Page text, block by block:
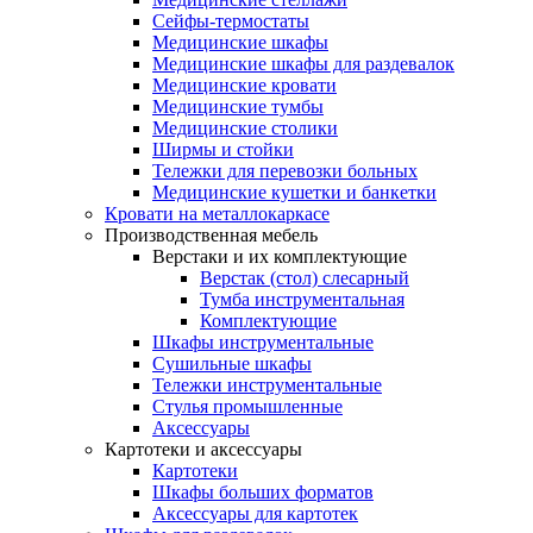
Сейфы-термостаты
Медицинские шкафы
Медицинские шкафы для раздевалок
Медицинские кровати
Медицинские тумбы
Медицинские столики
Ширмы и стойки
Тележки для перевозки больных
Медицинские кушетки и банкетки
Кровати на металлокаркасе
Производственная мебель
Верстаки и их комплектующие
Верстак (стол) слесарный
Тумба инструментальная
Комплектующие
Шкафы инструментальные
Сушильные шкафы
Тележки инструментальные
Стулья промышленные
Аксессуары
Картотеки и аксессуары
Картотеки
Шкафы больших форматов
Аксессуары для картотек